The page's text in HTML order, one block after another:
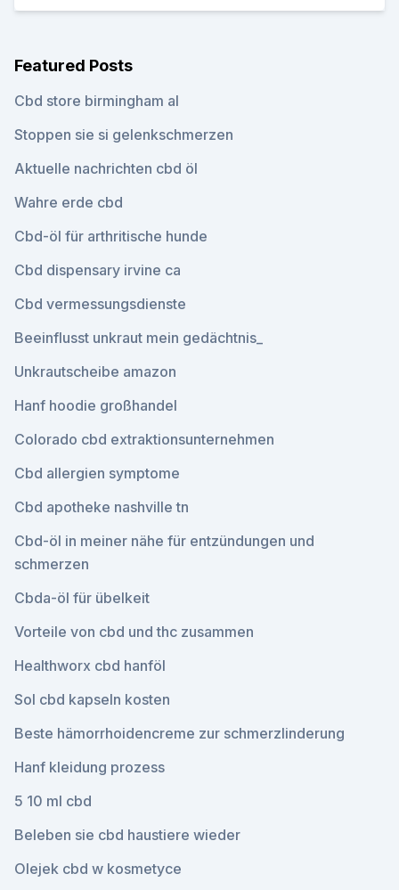
Featured Posts
Cbd store birmingham al
Stoppen sie si gelenkschmerzen
Aktuelle nachrichten cbd öl
Wahre erde cbd
Cbd-öl für arthritische hunde
Cbd dispensary irvine ca
Cbd vermessungsdienste
Beeinflusst unkraut mein gedächtnis_
Unkrautscheibe amazon
Hanf hoodie großhandel
Colorado cbd extraktionsunternehmen
Cbd allergien symptome
Cbd apotheke nashville tn
Cbd-öl in meiner nähe für entzündungen und
schmerzen
Cbda-öl für übelkeit
Vorteile von cbd und thc zusammen
Healthworx cbd hanföl
Sol cbd kapseln kosten
Beste hämorrhoidencreme zur schmerzlinderung
Hanf kleidung prozess
5 10 ml cbd
Beleben sie cbd haustiere wieder
Olejek cbd w kosmetyce